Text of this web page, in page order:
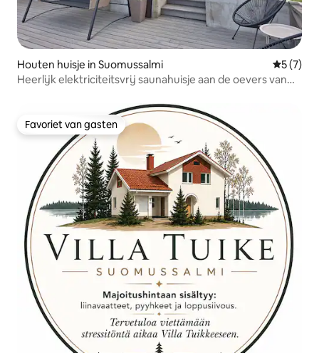
Houten huisje in Suomussalmi
5 (7)
Heerlijk elektriciteitsvrij saunahuisje aan de oevers van
Favoriet van gasten
Favoriet van gasten